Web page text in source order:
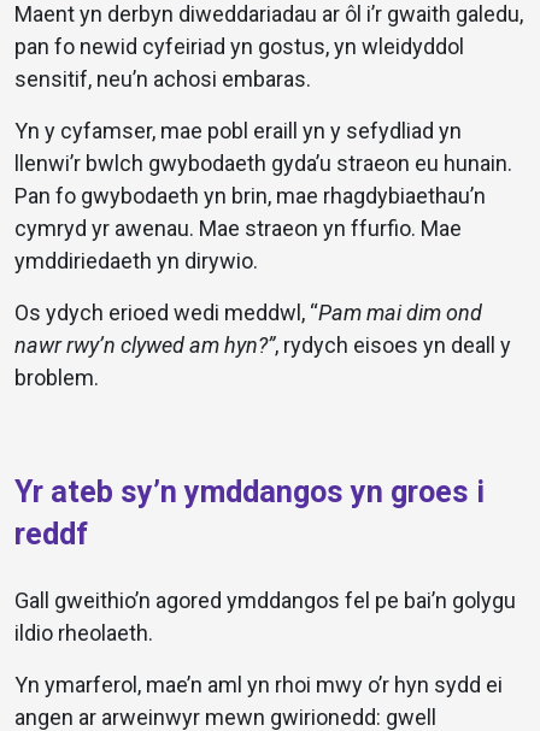
Maent yn derbyn diweddariadau ar ôl i’r gwaith galedu,
pan fo newid cyfeiriad yn gostus, yn wleidyddol
sensitif, neu’n achosi embaras.
Yn y cyfamser, mae pobl eraill yn y sefydliad yn
llenwi’r bwlch gwybodaeth gyda’u straeon eu hunain.
Pan fo gwybodaeth yn brin, mae rhagdybiaethau’n
cymryd yr awenau. Mae straeon yn ffurfio. Mae
ymddiriedaeth yn dirywio.
Os ydych erioed wedi meddwl, “Pam mai dim ond
nawr rwy’n clywed am hyn?”, rydych eisoes yn deall y
broblem.
Yr ateb sy’n ymddangos yn groes i
reddf
Gall gweithio’n agored ymddangos fel pe bai’n golygu
ildio rheolaeth.
Yn ymarferol, mae’n aml yn rhoi mwy o’r hyn sydd ei
angen ar arweinwyr mewn gwirionedd: gwell